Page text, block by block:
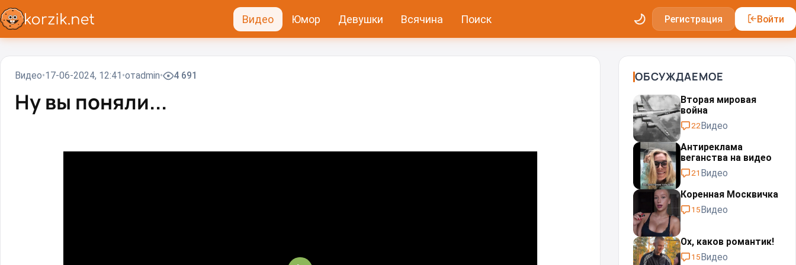
Видео Юмор Девушки Всячина Поиск Регистрация Войти
Видео 17-06-2024, 12:41 отadmin 4 691
Ну вы поняли...⁠⁠
ОБСУЖДАЕМОЕ
Вторая мировая
война
22Видео
Антиреклама
веганства на видео
21 Видео
Коренная Москвичка
15Видео
Ох, каков романтик!
15Видео